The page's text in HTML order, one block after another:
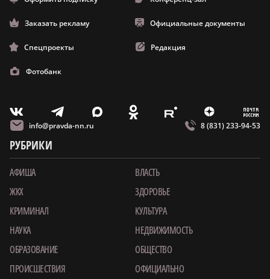
Заказать рекламу Официальные документы
Спецпроекты Редакция
Фотобанк
V T X O E Z m
info@pravda-nn.ru 8 (831) 233-94-53
РУБРИКИ
АФИША
ВЛАСТЬ
ЖКХ
ЗДОРОВЬЕ
КРИМИНАЛ
КУЛЬТУРА
НАУКА
НЕДВИЖИМОСТЬ
ОБРАЗОВАНИЕ
ОБЩЕСТВО
ПРОИСШЕСТВИЯ
ОФИЦИАЛЬНО